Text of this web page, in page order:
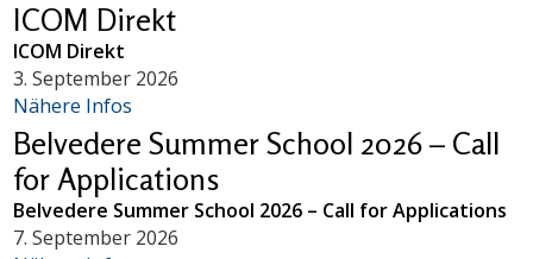
ICOM Direkt
ICOM Direkt
3. September 2026
Nähere Infos
Belvedere Summer School 2026 – Call
for Applications
Belvedere Summer School 2026 – Call for Applications
7. September 2026